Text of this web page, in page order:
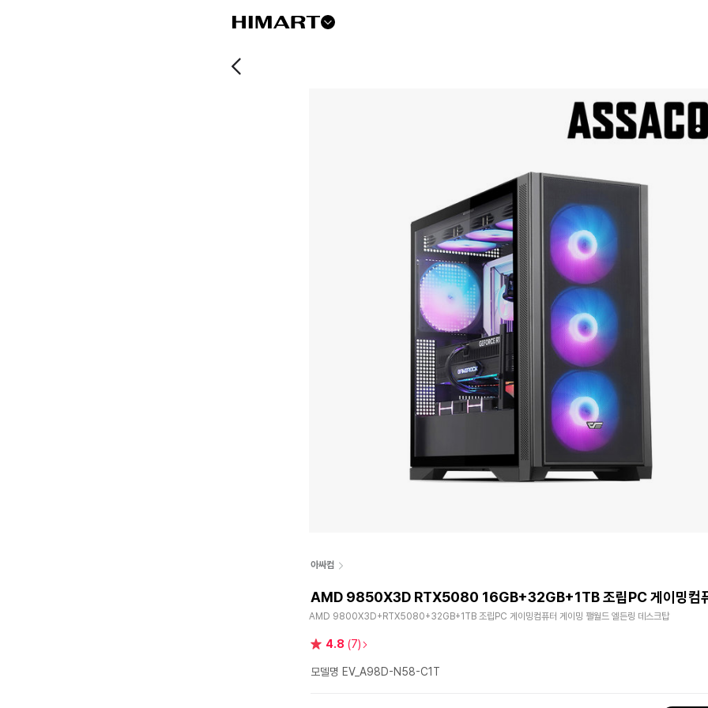
아싸컴
AMD 9850X3D RTX5080 16GB+32GB+1TB 조립PC 게이밍컴
AMD 9800X3D+RTX5080+32GB+1TB 조립PC 게이밍컴퓨터 게이밍 팰월드 엘든링 데스크탑
별 4.8 (7)
모델명 EV_A98D-N58-C1T